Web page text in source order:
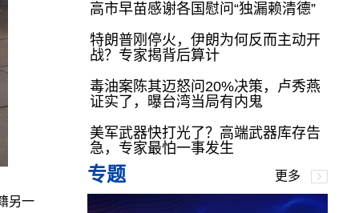
另一
高市早苗感谢各国慰问“独漏赖清德”
特朗普刚停火，伊朗为何反而主动开
战？专家揭背后算计
毒油案陈其迈怒问20%决策，卢秀燕
证实了，曝台湾当局有内鬼
美军武器快打光了？高端武器库存告
急，专家最怕一事发生
专题 更多